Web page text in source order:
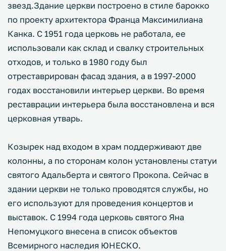
звезд.Здание церкви построено в стиле барокко
по проекту архитектора Франца Максимилиана
Канка. С 1951 года церковь не работала, ее
использовали как склад и свалку строительных
отходов, и только в 1980 году был
отреставрирован фасад здания, а в 1997-2000
годах восстановили интерьер церкви. Во время
реставрации интерьера была восстановлена и вся
церковная утварь.
Козырек над входом в храм поддерживают две
колонны, а по сторонам колон установлены статуи
святого Адальберта и святого Прокопа. Сейчас в
здании церкви не только проводятся службы, но
его используют для проведения концертов и
выставок. С 1994 года церковь святого Яна
Непомуцкого внесена в список объектов
Всемирного наследия ЮНЕСКО.